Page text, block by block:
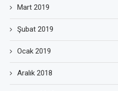
Mart 2019
Şubat 2019
Ocak 2019
Aralık 2018